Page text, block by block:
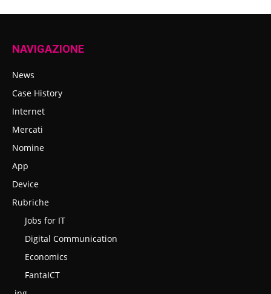
NAVIGAZIONE
News
Case History
Internet
Mercati
Nomine
App
Device
Rubriche
Jobs for IT
Digital Communication
Economics
FantaICT